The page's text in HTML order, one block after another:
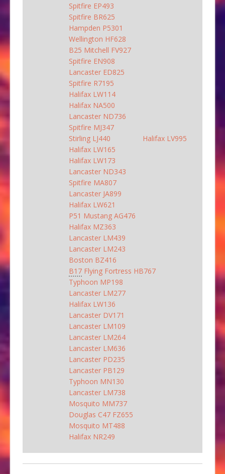
Spitfire EP493
Spitfire BR625
Hampden P5301
Wellington HF628
B25 Mitchell FV927
Spitfire EN908
Lancaster ED825
Spitfire R7195
Halifax LW114
Halifax NA500
Lancaster ND736
Spitfire MJ347
Stirling LJ440
Halifax LV995
Halifax LW165
Halifax LW173
Lancaster ND343
Spitfire MA807
Lancaster JA899
Halifax LW621
P51 Mustang AG476
Halifax MZ363
Lancaster LM439
Lancaster LM243
Boston BZ416
B17 Flying Fortress HB767
Typhoon MP198
Lancaster LM277
Halifax LW136
Lancaster DV171
Lancaster LM109
Lancaster LM264
Lancaster LM636
Lancaster PD235
Lancaster PB129
Typhoon MN130
Lancaster LM738
Mosquito MM737
Douglas C47 FZ655
Mosquito MT488
Halifax NR249